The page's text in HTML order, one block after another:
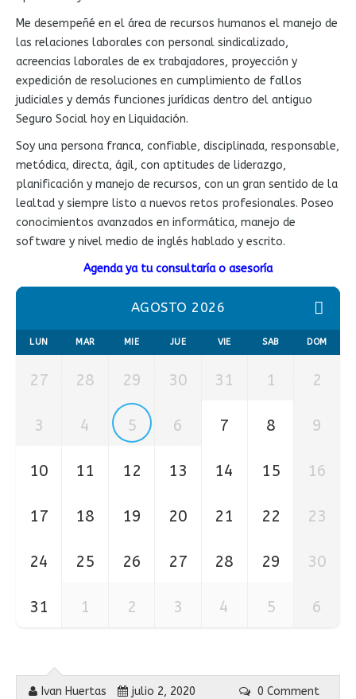
Me desempeñé en el área de recursos humanos el manejo de
las relaciones laborales con personal sindicalizado,
acreencias laborales de ex trabajadores, proyección y
expedición de resoluciones en cumplimiento de fallos
judiciales y demás funciones jurídicas dentro del antiguo
Seguro Social hoy en Liquidación.
Soy una persona franca, confiable, disciplinada, responsable,
metódica, directa, ágil, con aptitudes de liderazgo,
planificación y manejo de recursos, con un gran sentido de la
lealtad y siempre listo a nuevos retos profesionales. Poseo
conocimientos avanzados en informática, manejo de
software y nivel medio de inglés hablado y escrito.
Agenda ya tu consultaría o asesoría
AGOSTO 2026
LUN MAR MIE JUE VIE SAB DOM
27 28 29 30 31 1 2
3 4 5 6 7 8 9
10 11 12 13 14 15 16
17 18 19 20 21 22 23
24 25 26 27 28 29 30
31 1 2 3 4 5 6
Ivan Huertas julio 2, 2020 0 Comment